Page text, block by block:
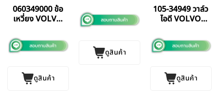
060349000 ข้อ
เหวี่ยง VOLVO
SANZ SPAIN แท้
ดูสินค้า
ELRING
GERMANY แท้
ดูสินค้า
105-34949 วาล์ว
ไอดี VOLVO
GERMANY แท้
ดูสินค้า